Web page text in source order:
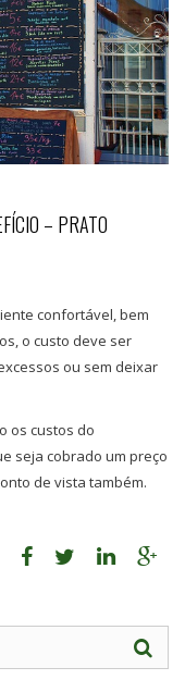
– PRATO
confortável, bem
o custo deve ser
ou sem deixar
os custos do
seja cobrado um preço
de vista também.